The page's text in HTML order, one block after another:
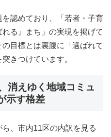
認めており、「若者・子育
る』まち」の実現を掲げて
目標とは裏腹に「選ばれて
きつけています。
消えゆく地域コミュ
示す格差
、市内11区の内訳を見る